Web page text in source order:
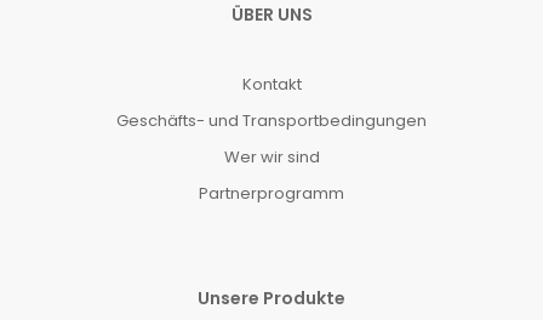
ÜBER UNS
Kontakt
Geschäfts- und Transportbedingungen
Wer wir sind
Partnerprogramm
Unsere Produkte